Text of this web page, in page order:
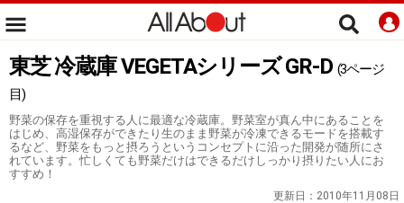
東芝 冷蔵庫 VEGETAシリーズ GR-D (3ページ
目)
野菜の保存を重視する人に最適な冷蔵庫。野菜室が真ん中にあることを
はじめ、高湿保存ができたり生のまま野菜が冷凍できるモードを搭載す
るなど、野菜をもっと摂ろうというコンセプトに沿った開発が随所にさ
れています。忙しくても野菜だけはできるだけしっかり摂りたい人にお
すすめ！
更新日： 2010年11月08日